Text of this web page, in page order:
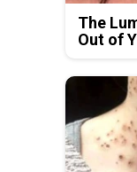
The
Out of